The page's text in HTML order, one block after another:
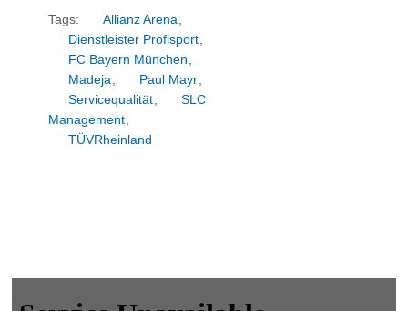
Tags: Allianz Arena,
Dienstleister Profisport,
FC Bayern München ,
Madeja, Paul Mayr,
Servicequalität,
SLC
Management,
TÜVRheinland